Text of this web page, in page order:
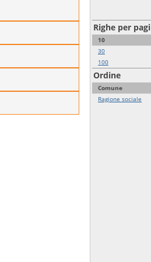
Righe per
10
30
100
Ordine
Comune
Ragione sociale